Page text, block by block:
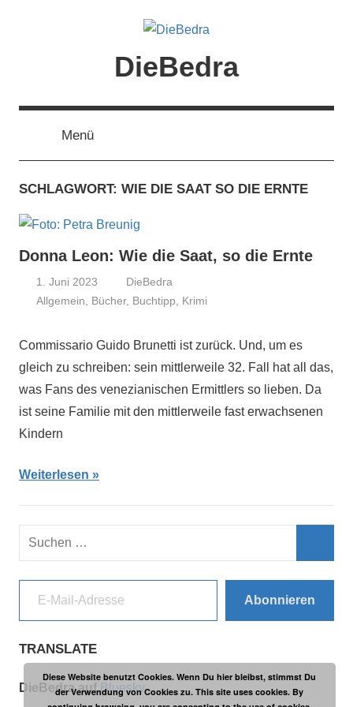
DieBedra
Menü
SCHLAGWORT: WIE DIE SAAT SO DIE ERNTE
Donna Leon: Wie die Saat, so die Ernte
1. Juni 2023
DieBedra
Allgemein
Bücher, Buchtipp Krimi
Commissario Guido Brunetti ist zurück. Und, um es
gleich zu schreiben: sein mittlerweile 32. Fall hat all das,
was Fans des venezianischen Ermittlers so lieben. Da
ist seine Familie mit den mittlerweile fast erwachsenen
Kindern
Weiterlesen
Suchen
E-Mail-Adresse
Abonnieren
TRANSLATE
DieBedra auf Bluesky
Diese Website benutzt Cookies. Wenn Du hier bleibst, stimmst Du
der Verwendung von Cookies zu. This site uses cookies. By